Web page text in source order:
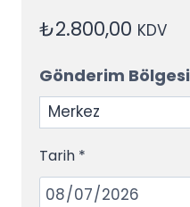
₺2.800,00 KDV
Gönderim Bölgesi
Tarih *